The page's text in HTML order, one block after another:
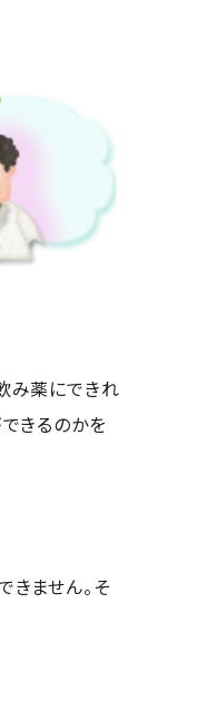
み薬にできれ
きるのかを
きません。そ